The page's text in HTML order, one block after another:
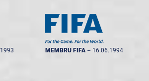
MEMBRU FIFA -- 16.06.1994